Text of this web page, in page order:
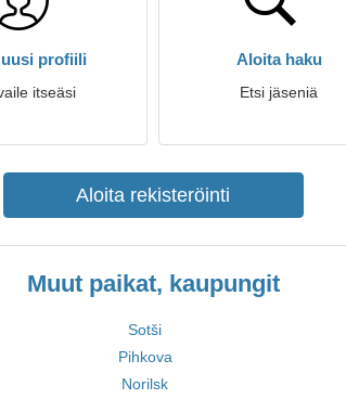
profiili
itseäsi
Aloita haku
Etsi jäseniä
Aloita rekisteröinti
Muut paikat, kaupungit
Sotši
Pihkova
Norilsk